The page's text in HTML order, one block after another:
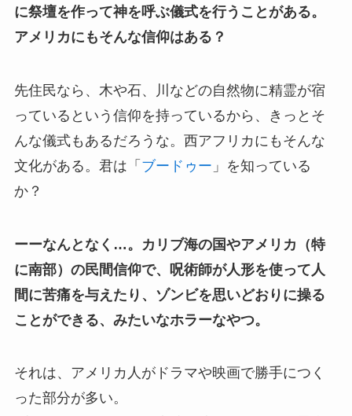
に祭壇を作って神を呼ぶ儀式を行うことがある。
アメリカにもそんな信仰はある？
先住民なら、木や石、川などの自然物に精霊が宿
っているという信仰を持っているから、きっとそ
んな儀式もあるだろうな。西アフリカにもそんな
文化がある。君は「 ブードゥー 」を知っている
か？
ーーなんとなく…。カリブ海の国やアメリカ（特
に南部）の民間信仰で、呪術師が人形を使って人
間に苦痛を与えたり、ゾンビを思いどおりに操る
ことができる、みたいなホラーなやつ。
それは、アメリカ人がドラマや映画で勝手につく
った部分が多い。